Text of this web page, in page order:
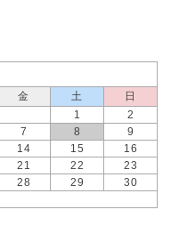
金 土
日
1
2
7 8
9
14 15
16
21 22
23
28 29
30